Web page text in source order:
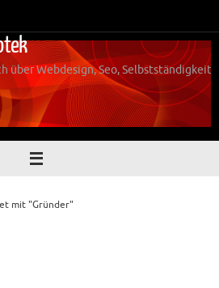
über Webdesign, Seo, Selbstständigkeit
mit "Gründer"